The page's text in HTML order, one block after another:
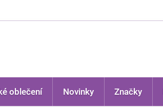
oblečení Novinky Značky